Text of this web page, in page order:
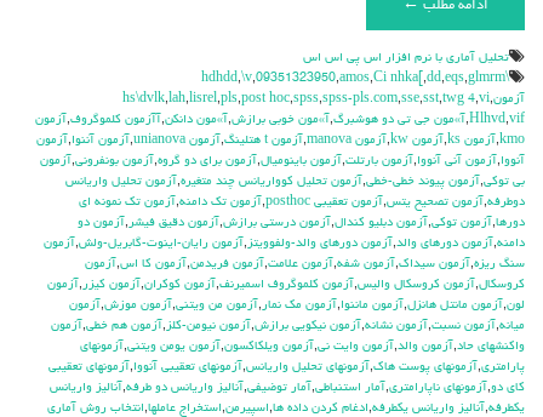
ادامه مطلب ←
تحليل آماري با نرم افزار اس پي اس اس
\hdhdd
,\v,09351323950,amos,Ci nhka[ ,dd,eqs,glmrm
آزمون,
hs\dvlk,lah,lisrel,pls,post hoc,spss,spss-pls.com,sse,sst,twg 4,vi
Hlhvd,vif
,آ»مون جي تي دو هوشبرگ,آ»مون خوبي برازش,آ»مون دانكن,آآزمون كلموگروف,آزمون
kmo
,آزمون ks ,آزمون kw ,آزمون manova ,آزمون t هتلينگ ,آزمون unianova ,آزمون آننوا,آزمون
آنووا,آزمون آني آنووا,آزمون بارتلت,آزمون باينوميال,آزمون براي دو گروه,آزمون بونفروني,آزمون
بي توكي,آزمون پيوند خطي-خطي,آزمون تحليل كوواريانس چند متغيره,آزمون تحليل واريانس
دوطرفه,آزمون تصحيح يتس,آزمون تعقيبي posthoc ,آزمون تك دامنه,آزمون تك نمونه اي
دورها,آزمون توكي,آزمون دبليو كندال,آزمون درستي برازش,آزمون دقيق فيشر ,آزمون دو
دامنه,آزمون دورهاي والد,آزمون دورهاي والد-ولفوويتز ,آزمون رايان-اينوت-گابريل-ولش,آزمون
سنگ ريزه,آزمون سيداك,آزمون شفه,آزمون علامت,آزمون فريدمن,آزمون كا اس,آزمون
كروسكال,آزمون كروسكال واليس,آزمون كلموگروف اسميرنف,آزمون كوكران,آزمون كيزر ,آزمون
لون,آزمون مانتل هانزل,آزمون ماننوا,آزمون مك نمار ,آزمون من ويتني,آزمون موزش,آزمون
ميانه,آزمون نسبت,آزمون نشانه,آزمون نيكويي برازش,آزمون نيومن-كلز ,آزمون هم خطي,آزمون
واكنشهاي حاد,آزمون والد,آزمون وايت ني,آزمون ويلكاكسون,آزمون يومن ويتني,آزمونهاي
پارامتري,آزمونهاي پوست هاك,آزمونهاي تحليل واريانس,آزمونهاي تعقيبي آنووا,آزمونهاي تعقيبي
كاي دو,آزمونهاي ناپارامتري,آمار استنباطي,آمار توضيفي,آناليز واريانس دو طرفه,آناليز واريانس
يكطرفه,آناليز واريانس يکطرفه,ادغام كردن داده ها,اسپيرمن,استخراج عاملها,انتخاب روش آماري